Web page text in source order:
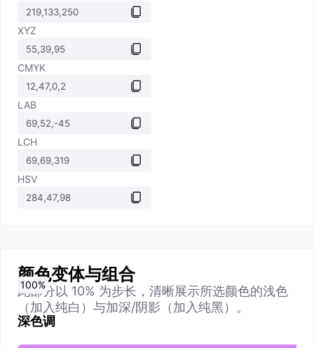
XYZ
CMYK
LAB
LCH
HSV
颜色变体与组合
此部分以 10% 为步长，清晰展示所选颜色的浅色
（加入纯白）与加深/阴影（加入纯黑）。
深色调
0%
10%
20%
30%
40%
50%
60%
70%
80%
90%
100%